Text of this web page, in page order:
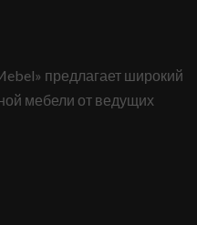
предлагает широкий
мебели от ведущих